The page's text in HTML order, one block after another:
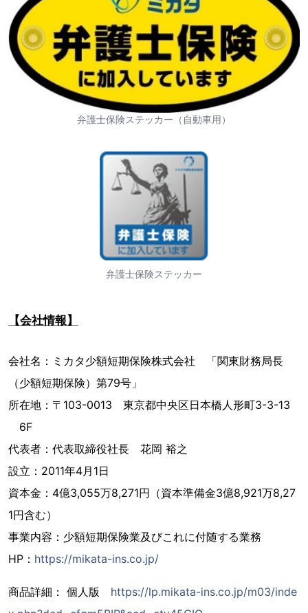
弁護士保険ステッカー（自動車用）
弁護士保険ステッカー
【会社情報】
会社名：ミカタ少額短期保険株式会社 「関東財務局長
（少額短期保険）第79号」
所在地：〒103-0013 東京都中央区日本橋人形町3-3-13
6F
代表者：代表取締役社長 花岡 裕之
設立：2011年4月1日
資本金：4億3,055万8,271円（資本準備金3億8,921万8,27
1円含む）
事業内容：少額短期保険業及びこれに付随する業務
HP： https://mikata-ins.co.jp/
商品詳細： 個人版 https://lp.mikata-ins.co.jp/m03/inde